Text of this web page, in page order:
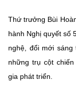
Thứ trưởng Bùi
hành Nghị quyết số
nghệ, đổi mới
những trụ cột
gia phát triển.